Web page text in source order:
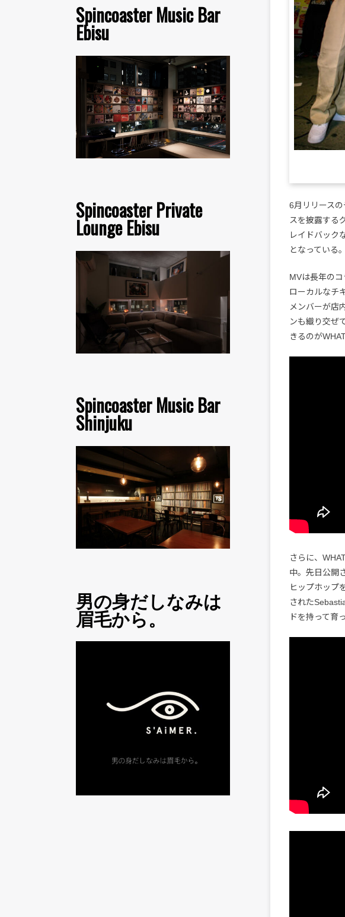
Spincoaster Music Bar
Ebisu
Spincoaster Private
Lounge Ebisu
Spincoaster Music Bar
Shinjuku
男の身だしなみは
眉毛から。
6月リリース
スを披露する
レイドバック
となっている。
MVは長年の
ローカルなチ
メンバーが店
ンも織り交ぜ
きるのが
さらに、
中。先日公開
ヒップホップ
された
ドを持って育